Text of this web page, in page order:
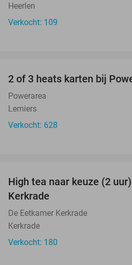
Heerlen
Verkocht: 109
2 of 3 heats karten bij
Powerarea
Lemiers
Verkocht: 628
High tea naar keuze (2
Kerkrade
De Eetkamer Kerkrade
Kerkrade
Verkocht: 180